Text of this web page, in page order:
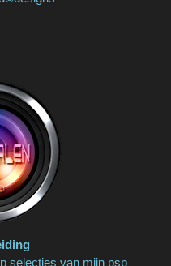
selecties van mijn psp